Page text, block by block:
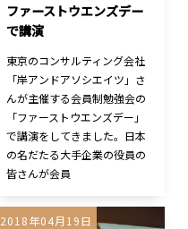
ファーストウエンズデー
で講演
東京のコンサルティング会社
「岸アンドアソシエイツ」さ
んが主催する会員制勉強会の
「ファーストウエンズデー」
で講演をしてきました。日本
の名だたる大手企業の役員の
皆さんが会員
2018年04月19日